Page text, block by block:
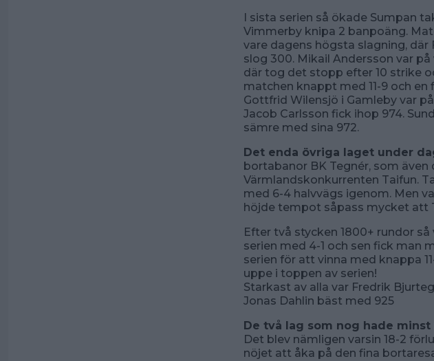
I sista serien så ökade Sumpan
Vimmerby knipa 2 banpoäng.
vare dagens högsta slagning,
slog 300. Mikail Andersson var
där tog det stopp efter 10 strike
matchen knappt med 11-9 och
Gottfrid Wilensjö i Gamleby var
Jacob Carlsson fick ihop 974.
sämre med sina 972.
Det enda övriga laget under
bortabanor BK Tegnér, som
Värmlandskonkurrenten Taifun.
med 6-4 halvvägs igenom. Men
höjde tempot såpass mycket att
Efter två stycken 1800+ rundor
serien med 4-1 och sen fick man
serien för att vinna med knappa
uppe i toppen av serien!
Starkast av alla var Fredrik
Jonas Dahlin bäst med 925
De två lag som nog hade
Det blev nämligen varsin 18-2
nöjet att åka på den fina